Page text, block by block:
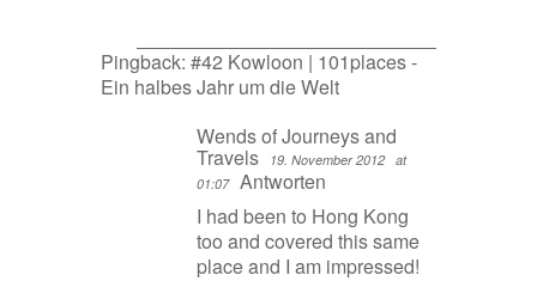
Pingback: #42 Kowloon | 101places -
Ein halbes Jahr um die Welt
Wends of Journeys and
Travels 19. November 2012 at
01:07 Antworten
I had been to Hong Kong
too and covered this same
place and I am impressed!